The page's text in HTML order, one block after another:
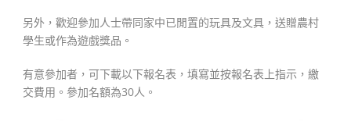
另外，歡迎參加人士帶同家中已閒置的玩具及文具，送贈農村
學生或作為遊戲獎品。
有意參加者，可下載以下報名表，填寫並按報名表上指示，繳
交費用。參加名額為30人。